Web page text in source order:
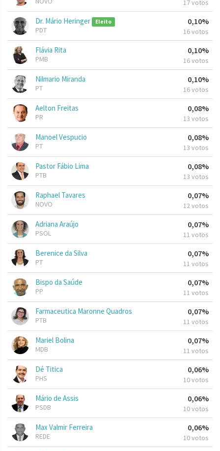
17 votos
Dr. Mário Heringer Eleito
PDT
0,10%
16 votos
Flávia Rita
PMB
0,10%
16 votos
Nilmario Miranda
PT
0,10%
16 votos
Aelton Freitas
PR
0,08%
13 votos
Manoel Vespucio
PT
0,08%
13 votos
Pastor Fábio Lima
PTB
0,08%
13 votos
Raphael Tavares
NOVO
0,07%
12 votos
Adriana Araújo
PSOL
0,07%
11 votos
Berenice da Silva
PT
0,07%
11 votos
Bispo da Saúde
PP
0,07%
11 votos
Farmaceutica Maronne Quadros
PTB
0,07%
11 votos
Mariel Bolina
MDB
0,07%
11 votos
Dé Titica
PHS
0,06%
10 votos
Mário de Assis
PSDB
0,06%
10 votos
Max Valmir Ferreira
REDE
0,06%
10 votos